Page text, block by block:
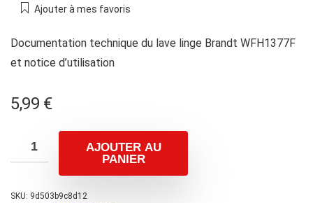
Ajouter à mes favoris
Documentation technique du lave linge Brandt WFH1377F
et notice d’utilisation
5,99 €
AJOUTER AU
PANIER
SKU: 9d503b9c8d12